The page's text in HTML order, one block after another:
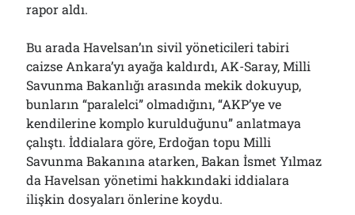
rapor aldı.
Bu arada Havelsan’ın sivil yöneticileri tabiri
caizse Ankara’yı ayağa kaldırdı, AK-Saray, Milli
Savunma Bakanlığı arasında mekik dokuyup,
bunların “paralelci” olmadığını, “AKP’ye ve
kendilerine komplo kurulduğunu” anlatmaya
çalıştı. İddialara göre, Erdoğan topu Milli
Savunma Bakanına atarken, Bakan İsmet Yılmaz
da Havelsan yönetimi hakkındaki iddialara
ilişkin dosyaları önlerine koydu.